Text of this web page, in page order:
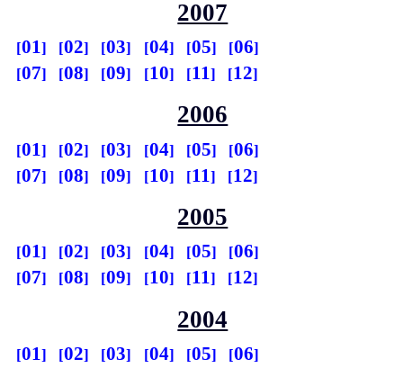
2007
01 02 03 04 05
06
07
08 09 10 11 12
2006
01 02 03 04 05
06
07
08 09 10 11 12
2005
01 02 03 04 05
06
07
08 09 10 11 12
2004
01 02 03 04 05
06